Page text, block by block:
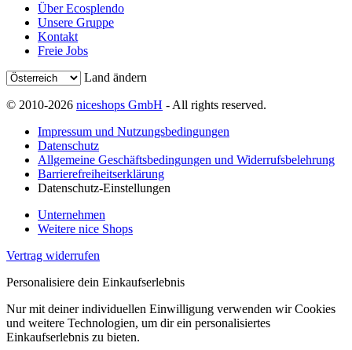
Über Ecosplendo
Unsere Gruppe
Kontakt
Freie Jobs
Land ändern
© 2010-2026 niceshops GmbH - All rights reserved.
Impressum und Nutzungsbedingungen
Datenschutz
Allgemeine Geschäftsbedingungen und Widerrufsbelehrung
Barrierefreiheitserklärung
Datenschutz-Einstellungen
Unternehmen
Weitere nice Shops
Vertrag widerrufen
Personalisiere dein Einkaufserlebnis
Nur mit deiner individuellen Einwilligung verwenden wir Cookies
und weitere Technologien, um dir ein personalisiertes
Einkaufserlebnis zu bieten.